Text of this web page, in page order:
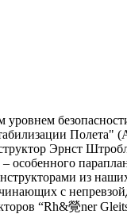
уровнем
Полета"
Эрнст
из
с
“Rh&覮ner